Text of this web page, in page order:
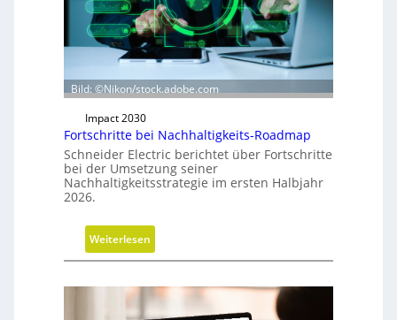
i
c
h
u
d
e
r
s
c
f
Bild: ©Nikon/stock.adobe.com
Impact 2030
Fortschritte bei Nachhaltigkeits-Roadmap
Schneider Electric berichtet über Fortschritte
bei der Umsetzung seiner
Nachhaltigkeitsstrategie im ersten Halbjahr
2026.
Weiterlesen:
F